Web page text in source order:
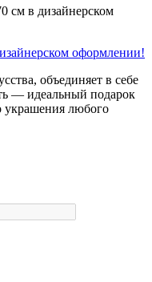
оформлении!
объединяет в себе
— идеальный подарок
украшения любого